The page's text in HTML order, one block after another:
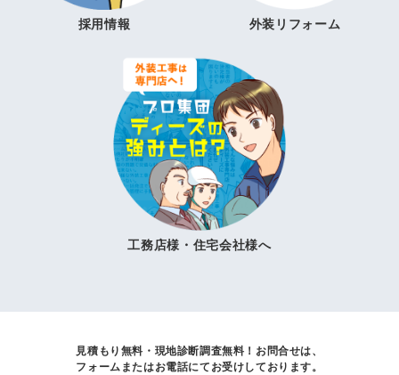
採用情報 外装リフォーム
工務店様・住宅会社様へ
見積もり無料・現地診断調査無料！ お問合せは、
フォームまたはお電話にてお受けしております。